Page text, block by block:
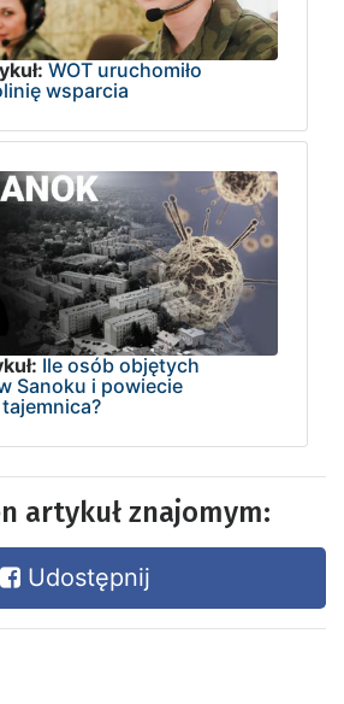
WOT uruchomiło
wsparcia
Ile osób objętych
Sanoku i powiecie
artykuł znajomym:
Udostępnij